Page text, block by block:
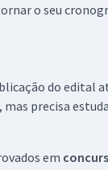
o seu
do edital
precisa
em